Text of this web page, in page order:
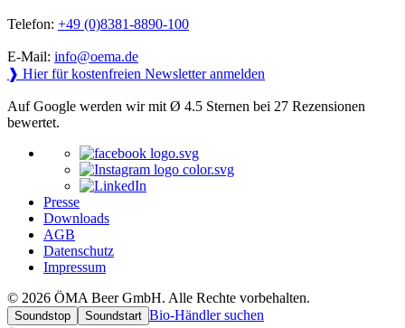
Telefon: +49 (0)8381-8890-100
E-Mail: info@oema.de
❱ Hier für kostenfreien Newsletter anmelden
Auf Google werden wir mit Ø 4.5 Sternen bei 27 Rezensionen
bewertet.
Presse
Downloads
AGB
Datenschutz
Impressum
© 2026 ÖMA Beer GmbH. Alle Rechte vorbehalten.
Soundstop Soundstart Bio-Händler suchen